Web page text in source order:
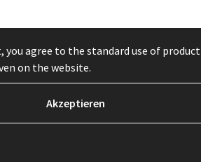
you agree to the standard use of product
on the website.